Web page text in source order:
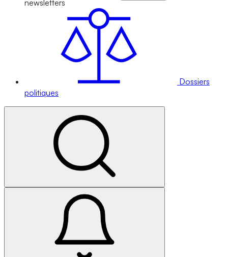
newsletters
Dossiers
politiques